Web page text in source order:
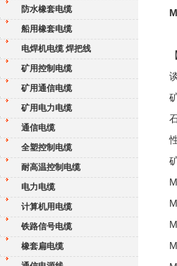
防水橡套电缆
船用橡套电缆
电焊机电缆 焊把线
矿用控制电缆
矿用通信电缆
矿用电力电缆
通信电缆
全塑控制电缆
耐高温控制电缆
电力电缆
计算机用电缆
铁路信号电缆
橡套扁电缆